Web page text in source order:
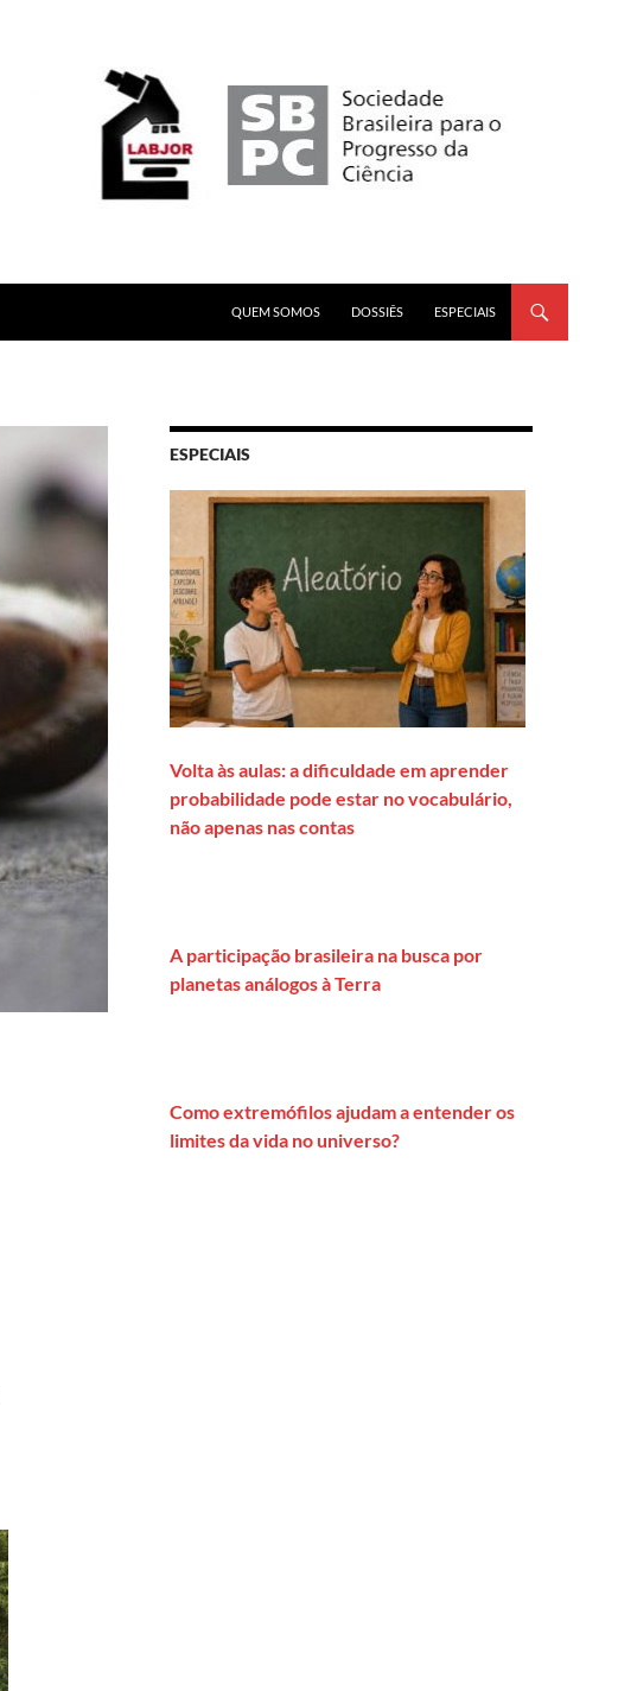
QUEM SOMOS
DOSSIÊS ESPECIAIS
ESPECIAIS
Volta às aulas: a dificuldade em aprender
probabilidade pode estar no vocabulário,
não apenas nas contas
A participação brasileira na busca por
planetas análogos à Terra
Como extremófilos ajudam a entender os
limites da vida no universo?